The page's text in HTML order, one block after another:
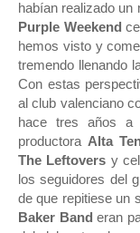
habían realizado un
Purple Weekend
hemos visto y
tremendo llenando
Con estas
al club valenciano
hace tres años a
productora Alta
The Leftovers y
los seguidores del
de que repitiese un
Baker Banderan